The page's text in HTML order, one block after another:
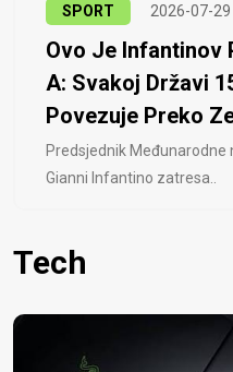
SPORT 2026-07-29
Ovo Je Infantinov
A: Svakoj Državi
Povezuje Preko
Predsjednik Međunarodne
Gianni Infantino zatresa..
Tech